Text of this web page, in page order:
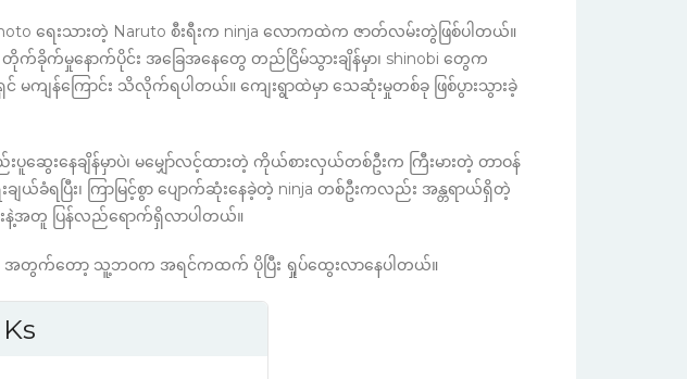
ရေးသားတဲ့ Naruto စီးရီးက ninja လောကထဲက ဇာတ်လမ်းတွဲဖြစ်ပါတယ်။
တိုက်ခိုက်မှုနောက်ပိုင်း အခြေအနေတွေ တည်ငြိမ်သွားချိန်မှာ၊ shinobi တွေက
မကျန်ကြောင်း သိလိုက်ရပါတယ်။ ကျေးရွာထဲမှာ သေဆုံးမှုတစ်ခု ဖြစ်ပွားသွားခဲ့
းပူဆွေးနေချိန်မှာပဲ၊ မမျှော်လင့်ထားတဲ့ ကိုယ်စားလှယ်တစ်ဦးက ကြီးမားတဲ့ တာဝန်
ယ်ခံရပြီး၊ ကြာမြင့်စွာ ပျောက်ဆုံးနေခဲ့တဲ့ ninja တစ်ဦးကလည်း အန္တရာယ်ရှိတဲ့
နဲ့အတူ ပြန်လည်ရောက်ရှိလာပါတယ်။
) အတွက်တော့ သူ့ဘဝက အရင်ကထက် ပိုပြီး ရှုပ်ထွေးလာနေပါတယ်။
Ks